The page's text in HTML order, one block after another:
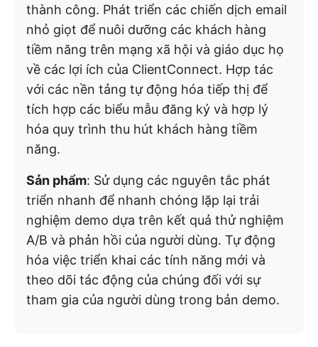
thành công. Phát triển các chiến dịch email
nhỏ giọt để nuôi dưỡng các khách hàng
tiềm năng trên mạng xã hội và giáo dục họ
về các lợi ích của ClientConnect. Hợp tác
với các nền tảng tự động hóa tiếp thị để
tích hợp các biểu mẫu đăng ký và hợp lý
hóa quy trình thu hút khách hàng tiềm
năng.
Sản phẩm: Sử dụng các nguyên tắc phát
triển nhanh để nhanh chóng lặp lại trải
nghiệm demo dựa trên kết quả thử nghiệm
A/B và phản hồi của người dùng. Tự động
hóa việc triển khai các tính năng mới và
theo dõi tác động của chúng đối với sự
tham gia của người dùng trong bản demo.